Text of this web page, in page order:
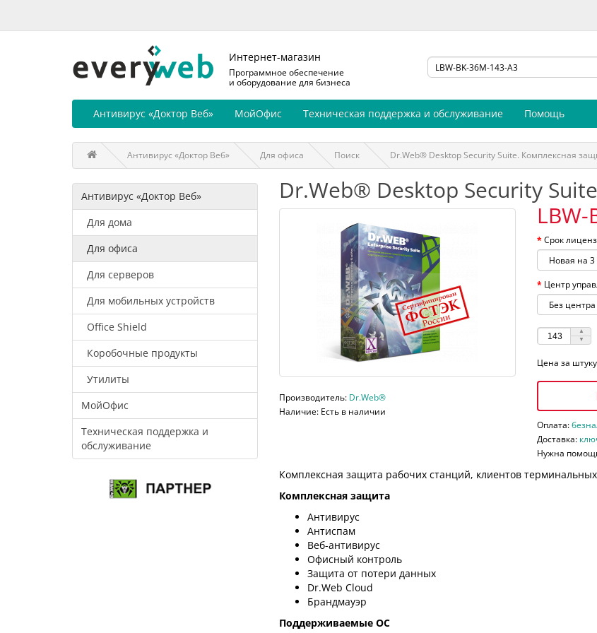
Интернет-магазин
Программное обеспечение
и оборудование для бизнеса
Антивирус «Доктор Веб» МойОфис Техническая поддержка и обслуживание Помощь
Антивирус «Доктор Веб» Для офиса Поиск Dr.Web® Desktop Security Suite. Комплексная
Антивирус «Доктор Веб»
Для дома
Для офиса
Для серверов
Для мобильных устройств
Office Shield
Коробочные продукты
Утилиты
МойОфис
Техническая поддержка и
обслуживание
Dr.Web® Desktop Security
Производитель: Dr.Web®
Наличие: Есть в наличии
Срок
Центр
Цена за
Оплата:
Доставка:
Нужна
Комплексная защита рабочих станций, клиентов
Комплексная защита
Антивирус
Антиспам
Веб-антивирус
Офисный контроль
Защита от потери данных
Dr.Web Cloud
Брандмауэр
Поддерживаемые ОС